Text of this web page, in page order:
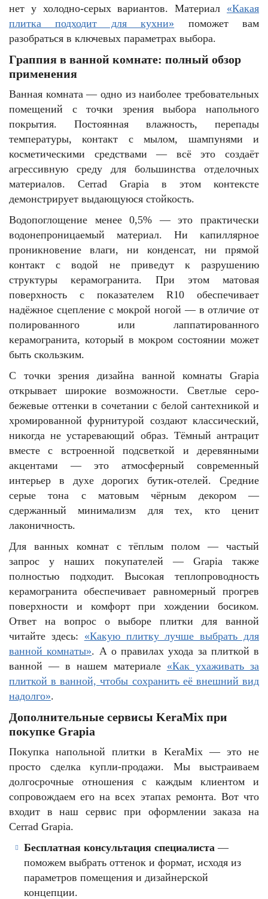
нет у холодно-серых вариантов. Материал «Какая
плитка подходит для кухни» поможет вам
разобраться в ключевых параметрах выбора.
Граппия в ванной комнате: полный обзор
применения
Ванная комната — одно из наиболее требовательных
помещений с точки зрения выбора напольного
покрытия. Постоянная влажность, перепады
температуры, контакт с мылом, шампунями и
косметическими средствами — всё это создаёт
агрессивную среду для большинства отделочных
материалов. Cerrad Grapia в этом контексте
демонстрирует выдающуюся стойкость.
Водопоглощение менее 0,5% — это практически
водонепроницаемый материал. Ни капиллярное
проникновение влаги, ни конденсат, ни прямой
контакт с водой не приведут к разрушению
структуры керамогранита. При этом матовая
поверхность с показателем R10 обеспечивает
надёжное сцепление с мокрой ногой — в отличие от
полированного или лаппатированного
керамогранита, который в мокром состоянии может
быть скользким.
С точки зрения дизайна ванной комнаты Grapia
открывает широкие возможности. Светлые серо-
бежевые оттенки в сочетании с белой сантехникой и
хромированной фурнитурой создают классический,
никогда не устаревающий образ. Тёмный антрацит
вместе с встроенной подсветкой и деревянными
акцентами — это атмосферный современный
интерьер в духе дорогих бутик-отелей. Средние
серые тона с матовым чёрным декором —
сдержанный минимализм для тех, кто ценит
лаконичность.
Для ванных комнат с тёплым полом — частый
запрос у наших покупателей — Grapia также
полностью подходит. Высокая теплопроводность
керамогранита обеспечивает равномерный прогрев
поверхности и комфорт при хождении босиком.
Ответ на вопрос о выборе плитки для ванной
читайте здесь: «Какую плитку лучше выбрать для
ванной комнаты». А о правилах ухода за плиткой в
ванной — в нашем материале «Как ухаживать за
плиткой в ванной, чтобы сохранить её внешний вид
надолго».
Дополнительные сервисы KeraMix при
покупке Grapia
Покупка напольной плитки в KeraMix — это не
просто сделка купли-продажи. Мы выстраиваем
долгосрочные отношения с каждым клиентом и
сопровождаем его на всех этапах ремонта. Вот что
входит в наш сервис при оформлении заказа на
Cerrad Grapia.
Бесплатная консультация специалиста —
поможем выбрать оттенок и формат, исходя из
параметров помещения и дизайнерской
концепции.